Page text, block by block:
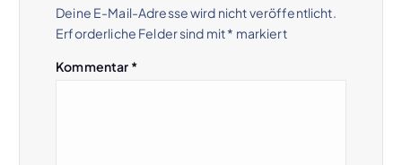
Deine E-Mail-Adresse wird nicht veröffentlicht.
Erforderliche Felder sind mit* markiert
Kommentar *